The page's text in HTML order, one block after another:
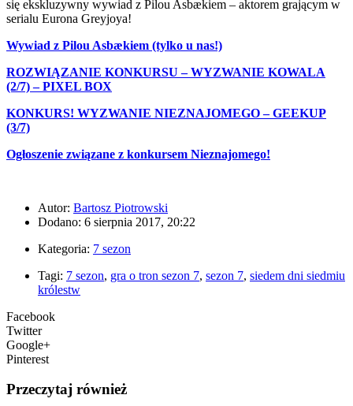
się ekskluzywny wywiad z Pilou Asbækiem – aktorem grającym w
serialu Eurona Greyjoya!
Wywiad z Pilou Asbækiem (tylko u nas!)
ROZWIĄZANIE KONKURSU – WYZWANIE KOWALA
(2/7) – PIXEL BOX
KONKURS! WYZWANIE NIEZNAJOMEGO – GEEKUP
(3/7)
Ogłoszenie związane z konkursem Nieznajomego!
Autor: Bartosz Piotrowski
Dodano: 6 sierpnia 2017, 20:22
Kategoria: 7 sezon
Tagi: 7 sezon, gra o tron sezon 7, sezon 7, siedem dni siedmiu
królestw
Facebook
Twitter
Google+
Pinterest
Przeczytaj również